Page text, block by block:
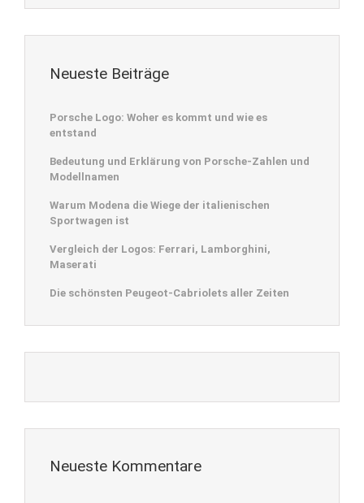
Neueste Beiträge
Porsche Logo: Woher es kommt und wie es
entstand
Bedeutung und Erklärung von Porsche-Zahlen und
Modellnamen
Warum Modena die Wiege der italienischen
Sportwagen ist
Vergleich der Logos: Ferrari, Lamborghini,
Maserati
Die schönsten Peugeot-Cabriolets aller Zeiten
Neueste Kommentare